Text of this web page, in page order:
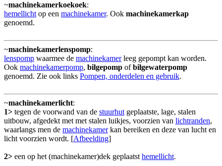
~machinekamerkoekoek:
hemellicht op een machinekamer. Ook machinekamerkap
genoemd.
~machinekamerlenspomp:
lenspomp waarmee de machinekamerleeg gepompt kan worden.
Ook machinekamerpomp, bilgepomp ofbilgewaterpomp
genoemd. Zie ook links Pompen, onderdelen en gebruik.
~machinekamerlicht:
1> tegen de voorwand van de stuurhut geplaatste, lage, stalen
uitbouw, afgedekt met met stalen luikjes, voorzien van lichtranden,
waarlangs men de machinekamerkan bereiken en deze van lucht en
licht voorzien wordt. [Afbeelding]
2> een op het (machinekamer)dek geplaatst hemellicht.